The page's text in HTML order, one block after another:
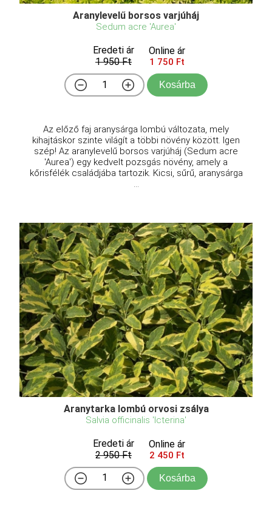
Aranylevelű borsos varjúháj
Sedum acre 'Aurea'
Eredeti ár
1 950 Ft
Online ár
1 750 Ft
Kosárba
Az előző faj aranysárga lombú változata, mely
kihajtáskor szinte világít a többi növény között. Igen
szép! Az aranylevelű borsos varjúháj (Sedum acre
'Aurea') egy kedvelt pozsgás növény, amely a
kőrisfélék családjába tartozik. Kicsi, sűrű, aranysárga
...
Aranytarka lombú orvosi zsálya
Salvia officinalis 'Icterina'
Eredeti ár
2 950 Ft
Online ár
2 450 Ft
Kosárba